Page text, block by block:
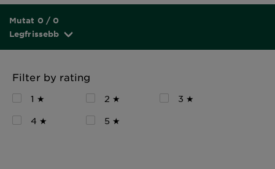
Mutat 0 / 0
Legfrissebb
Filter by rating
1 ★ 2 ★
3 ★
4 ★
5 ★